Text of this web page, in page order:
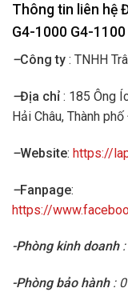
Thông tin liên hệ
G4-1000 G4-
–Công ty : TNHH
–Địa chỉ : 185 Ông
Hải Châu, Thành
–Website: https://
–Fanpage:
https://
-Phòng kinh doanh:
-Phòng bảo hành: